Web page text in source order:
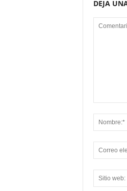
DEJA